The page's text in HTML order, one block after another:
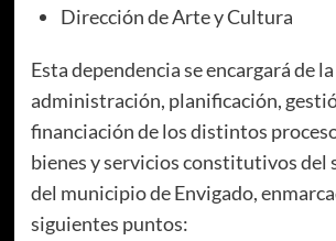
Dirección de Arte y Cultura
Esta dependencia se encargará de la
administración, planificación,
financiación de los distintos
bienes y servicios constitutivos del
del municipio de Envigado,
siguientes puntos: